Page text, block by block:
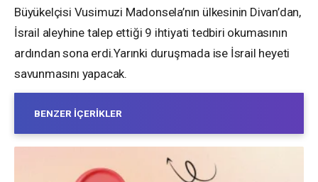
Büyükelçisi Vusimuzi Madonsela’nın ülkesinin Divan’dan,
İsrail aleyhine talep ettiği 9 ihtiyati tedbiri okumasının
ardından sona erdi.Yarınki duruşmada ise İsrail heyeti
savunmasını yapacak.
BENZER İÇERIKLER